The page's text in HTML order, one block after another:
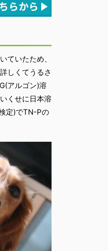
ていたため、
しくてうるさ
アルゴン)溶
くせに日本溶
定)でTN-Pの